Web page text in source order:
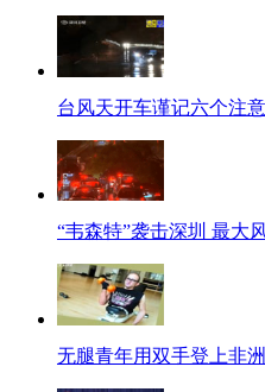
台风天开车谨记六个注
“韦森特”袭击深圳 最大
无腿青年用双手登上非